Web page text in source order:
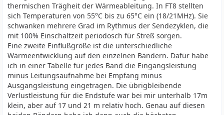
thermischen Trägheit der Wärmeableitung. In FT8 stellten
sich Temperaturen von 55°C bis zu 65°C ein (18/21MHz). Sie
schwanken mehrere Grad im Rythmus der Sendezyklen, die
mit 100% Einschaltzeit periodosch für Streß sorgen.
Eine zweite Einflußgröße ist die unterschiedliche
Wärmeentwicklung auf den einzelnen Bändern. Dafür habe
ich in einer Tabelle für jedes Band die Eingangsleistung
minus Leitungsaufnahme bei Empfang minus
Ausgangsleistung eingetragen. Die übrigbleibende
Verlustleistung für die Endstufe war bei mir unterhalb 17m
klein, aber auf 17 und 21 m relativ hoch. Genau auf diesen